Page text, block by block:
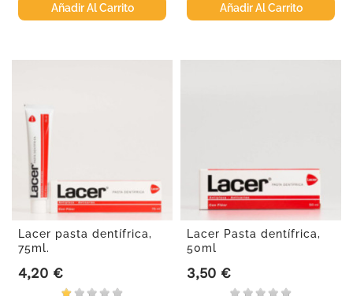
Añadir Al Carrito Añadir Al Carrito
Lacer pasta dentífrica,
75ml.
Precio
4,20 €
Lacer Pasta dentífrica,
50ml
Precio
3,50 €